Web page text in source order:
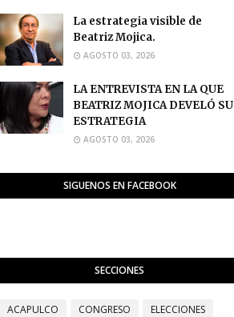
La estrategia visible de
Beatriz Mojica.
AGOSTO 03, 2026
LA ENTREVISTA EN LA QUE
BEATRIZ MOJICA DEVELÓ SU
ESTRATEGIA
AGOSTO 03, 2026
SIGUENOS EN FACEBOOK
SECCIONES
ACAPULCO CONGRESO
ELECCIONES